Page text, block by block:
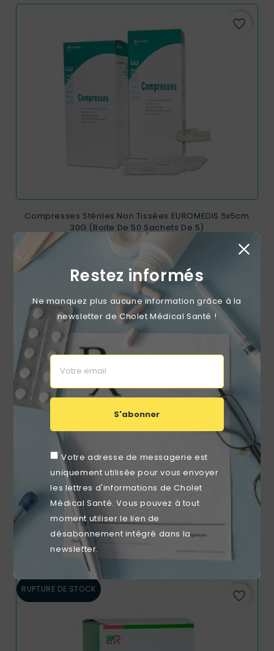
Restez informés
Ne manquez plus aucune information grâce à la
newsletter de Cholet Médical Santé !
S'abonner
Votre adresse de messagerie est
uniquement utilisée pour vous envoyer
les lettres d'informations de Cholet
Médical Santé. Vous pouvez à tout
moment utiliser le lien de
désabonnement intégré dans la
newsletter.
favorite_border
Compresses Stériles Non Tissées EUROMEDIS 5x5cm
30G (Boite De 50 Sachets De 5)
2,99 €
RUPTURE DE STOCK
Coton Octolin 30x37cm (sachet De 50)
Prix
6,72 €
RUPTURE DE STOCK favorite_border